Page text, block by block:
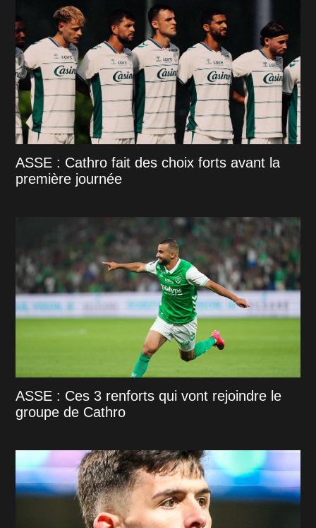
ASSE : Cathro fait des choix forts avant la
première journée
ASSE : Ces 3 renforts qui vont rejoindre le
groupe de Cathro